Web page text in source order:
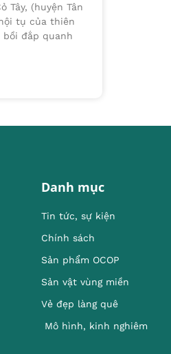
Tây, (huyện Tân
tụ của thiên
bồi đắp quanh
Danh mục
Tin tức, sự kiện
Chính sách
Sản phẩm OCOP
Sản vật vùng miền
Vẻ đẹp làng quê
Mô hình, kinh nghiêm